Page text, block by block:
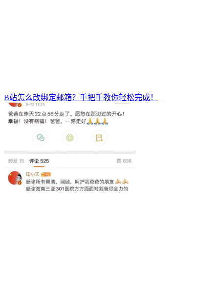
B站怎么改绑定邮箱？手把手教你轻松完成！